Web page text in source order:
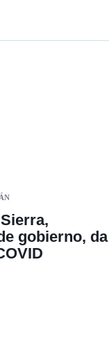
gobierno, da